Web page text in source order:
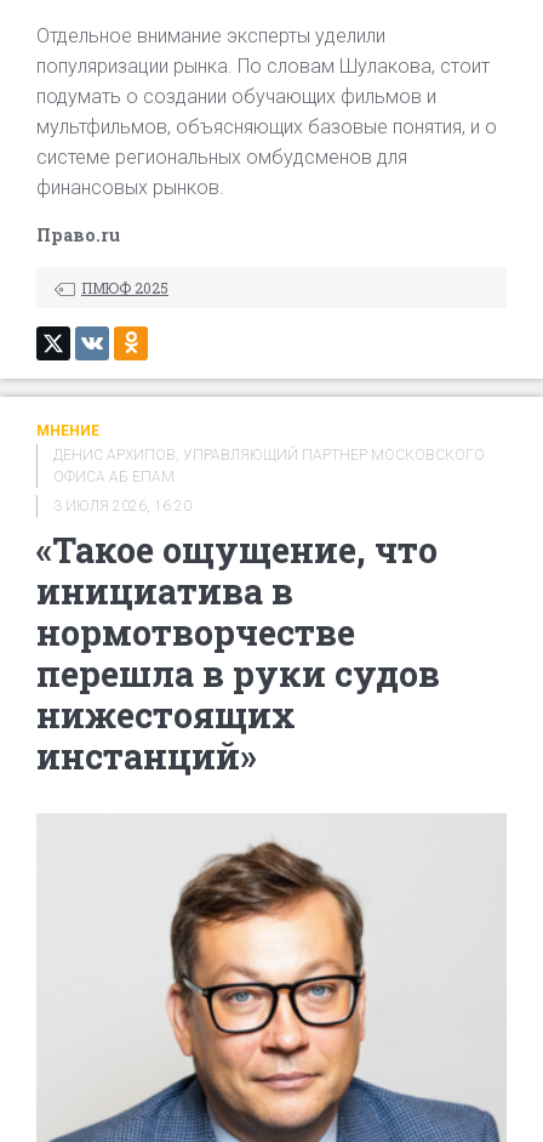
Отдельное внимание эксперты уделили
популяризации рынка. По словам Шулакова, стоит
подумать о создании обучающих фильмов и
мультфильмов, объясняющих базовые понятия, и о
системе региональных омбудсменов для
финансовых рынков.
Право.ru
ПМЮФ 2025
МНЕНИЕ
ДЕНИС АРХИПОВ, УПРАВЛЯЮЩИЙ ПАРТНЕР МОСКОВСКОГО
ОФИСА АБ ЕПАМ
3 ИЮЛЯ 2026, 16:20
«Такое ощущение, что
инициатива в
нормотворчестве
перешла в руки судов
нижестоящих
инстанций»